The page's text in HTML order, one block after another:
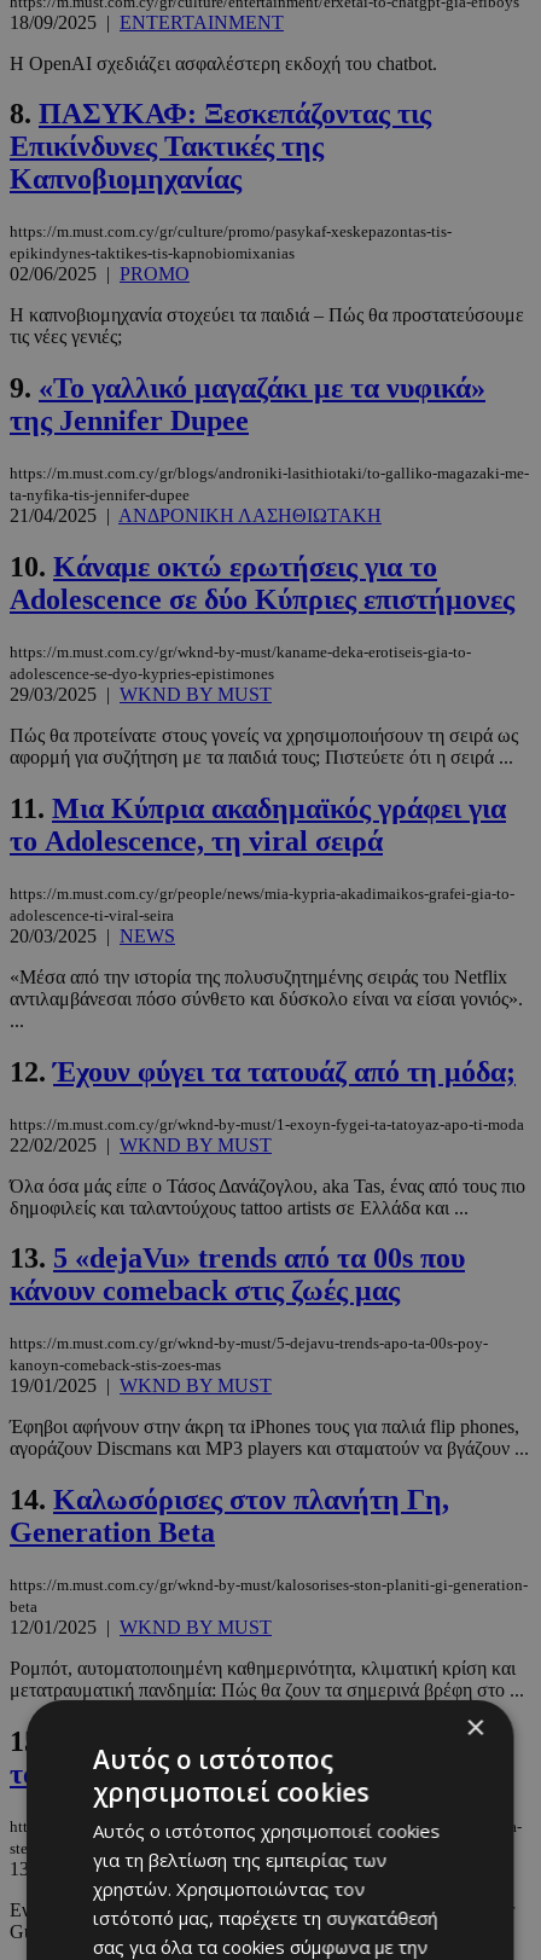
18/09/2025 | ENTERTAINMENT
Η OpenAI σχεδιάζει ασφαλέστερη εκδοχή του chatbot.
8. ΠΑΣΥΚΑΦ: Ξεσκεπάζοντας τις
Επικίνδυνες Τακτικές της
Καπνοβιομηχανίας
https://m.must.com.cy/gr/culture/promo/pasykaf-xeskepazontas-tis-
epikindynes-taktikes-tis-kapnobiomixanias
02/06/2025 | PROMO
Η καπνοβιομηχανία στοχεύει τα παιδιά – Πώς θα προστατεύσουμε
τις νέες γενιές;
9. «Το γαλλικό μαγαζάκι με τα νυφικά»
της Jennifer Dupee
https://m.must.com.cy/gr/blogs/androniki-lasithiotaki/to-galliko-magazaki-me-
ta-nyfika-tis-jennifer-dupee
21/04/2025 | ΑΝΔΡΟΝΙΚΗ ΛΑΣΗΘΙΩΤΑΚΗ
10. Κάναμε οκτώ ερωτήσεις για το
Adolescence σε δύο Κύπριες επιστήμονες
https://m.must.com.cy/gr/wknd-by-must/kaname-deka-erotiseis-gia-to-
adolescence-se-dyo-kypries-epistimones
29/03/2025 | WKND BY MUST
Πώς θα προτείνατε στους γονείς να χρησιμοποιήσουν τη σειρά ως
αφορμή για συζήτηση με τα παιδιά τους; Πιστεύετε ότι η σειρά ...
11. Μια Κύπρια ακαδημαϊκός γράφει για
το Adolescence, τη viral σειρά
https://m.must.com.cy/gr/people/news/mia-kypria-akadimaikos-grafei-gia-to-
adolescence-ti-viral-seira
20/03/2025 | NEWS
«Μέσα από την ιστορία της πολυσυζητημένης σειράς του Netflix
αντιλαμβάνεσαι πόσο σύνθετο και δύσκολο είναι να είσαι γονιός».
...
12.Έχουν φύγει τα τατουάζ από τη μόδα;
https://m.must.com.cy/gr/wknd-by-must/1-exoyn-fygei-ta-tatoyaz-apo-ti-moda
22/02/2025 | WKND BY MUST
Όλα όσα μάς είπε ο Τάσος Δανάζογλου, aka Tas, ένας από τους πιο
δημοφιλείς και ταλαντούχους tattoo artists σε Ελλάδα και ...
13. 5 «dejaVu» trends από τα 00s που
κάνουν comeback στις ζωές μας
https://m.must.com.cy/gr/wknd-by-must/5-dejavu-trends-apo-ta-00s-poy-
kanoyn-comeback-stis-zoes-mas
19/01/2025 | WKND BY MUST
Έφηβοι αφήνουν στην άκρη τα iPhones τους για παλιά flip phones,
αγοράζουν Discmans και MP3 players και σταματούν να βγάζουν ...
14. Καλωσόρισες στον πλανήτη Γη,
Generation Beta
https://m.must.com.cy/gr/wknd-by-must/kalosorises-ston-planiti-gi-generation-
beta
12/01/2025 | WKND BY MUST
Ρομπότ, αυτοματοποιημένη καθημερινότητα, κλιματική κρίση και
μετατραυματική πανδημία: Πώς θα ζουν τα σημερινά βρέφη στο ...
15.
Shibani, η γυναίκα πιλότος που σπάει
τα στερεότυπα
https://m.must.com.cy/gr/people/news/shibani-i-gynaika-pilotos-poy-spaei-ta-
stereotypa
13/11/2024|NEWS
Ενώ οι φίλοι της μάθαιναν να οδηγούν ως έφηβοι, η Shibani Kaur
Gupta ήταν απασχολημένη μαθαίνοντας να πετάει, αποκτώντας ...
×
Αυτός ο ιστότοπος
χρησιμοποιεί cookies
Αυτός ο ιστότοπος χρησιμοποιεί cookies
για τη βελτίωση της εμπειρίας των
χρηστών. Χρησιμοποιώντας τον
ιστότοπό μας, παρέχετε τη συγκατάθεσή
σας για όλα τα cookies σύμφωνα με την